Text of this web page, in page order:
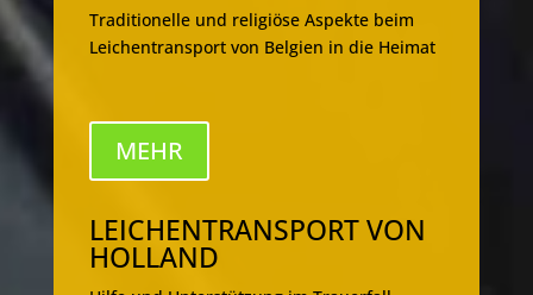
Traditionelle und religiöse Aspekte beim
Leichentransport von Belgien in die Heimat
MEHR
LEICHENTRANSPORT VON
HOLLAND